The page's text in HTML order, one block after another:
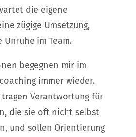
die eigene
zügige Umsetzung,
im Team.
begegnen mir im
immer wieder.
tragen Verantwortung für
die sie oft nicht selbst
und sollen Orientierung